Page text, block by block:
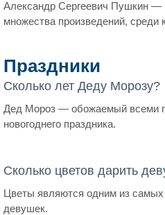
Александр Сергеевич Пушкин —
множества произведений, среди
Праздники
Сколько лет Деду Морозу?
Дед Мороз — обожаемый всеми
новогоднего праздника.
Сколько цветов дарить
Цветы являются одним из
девушек.